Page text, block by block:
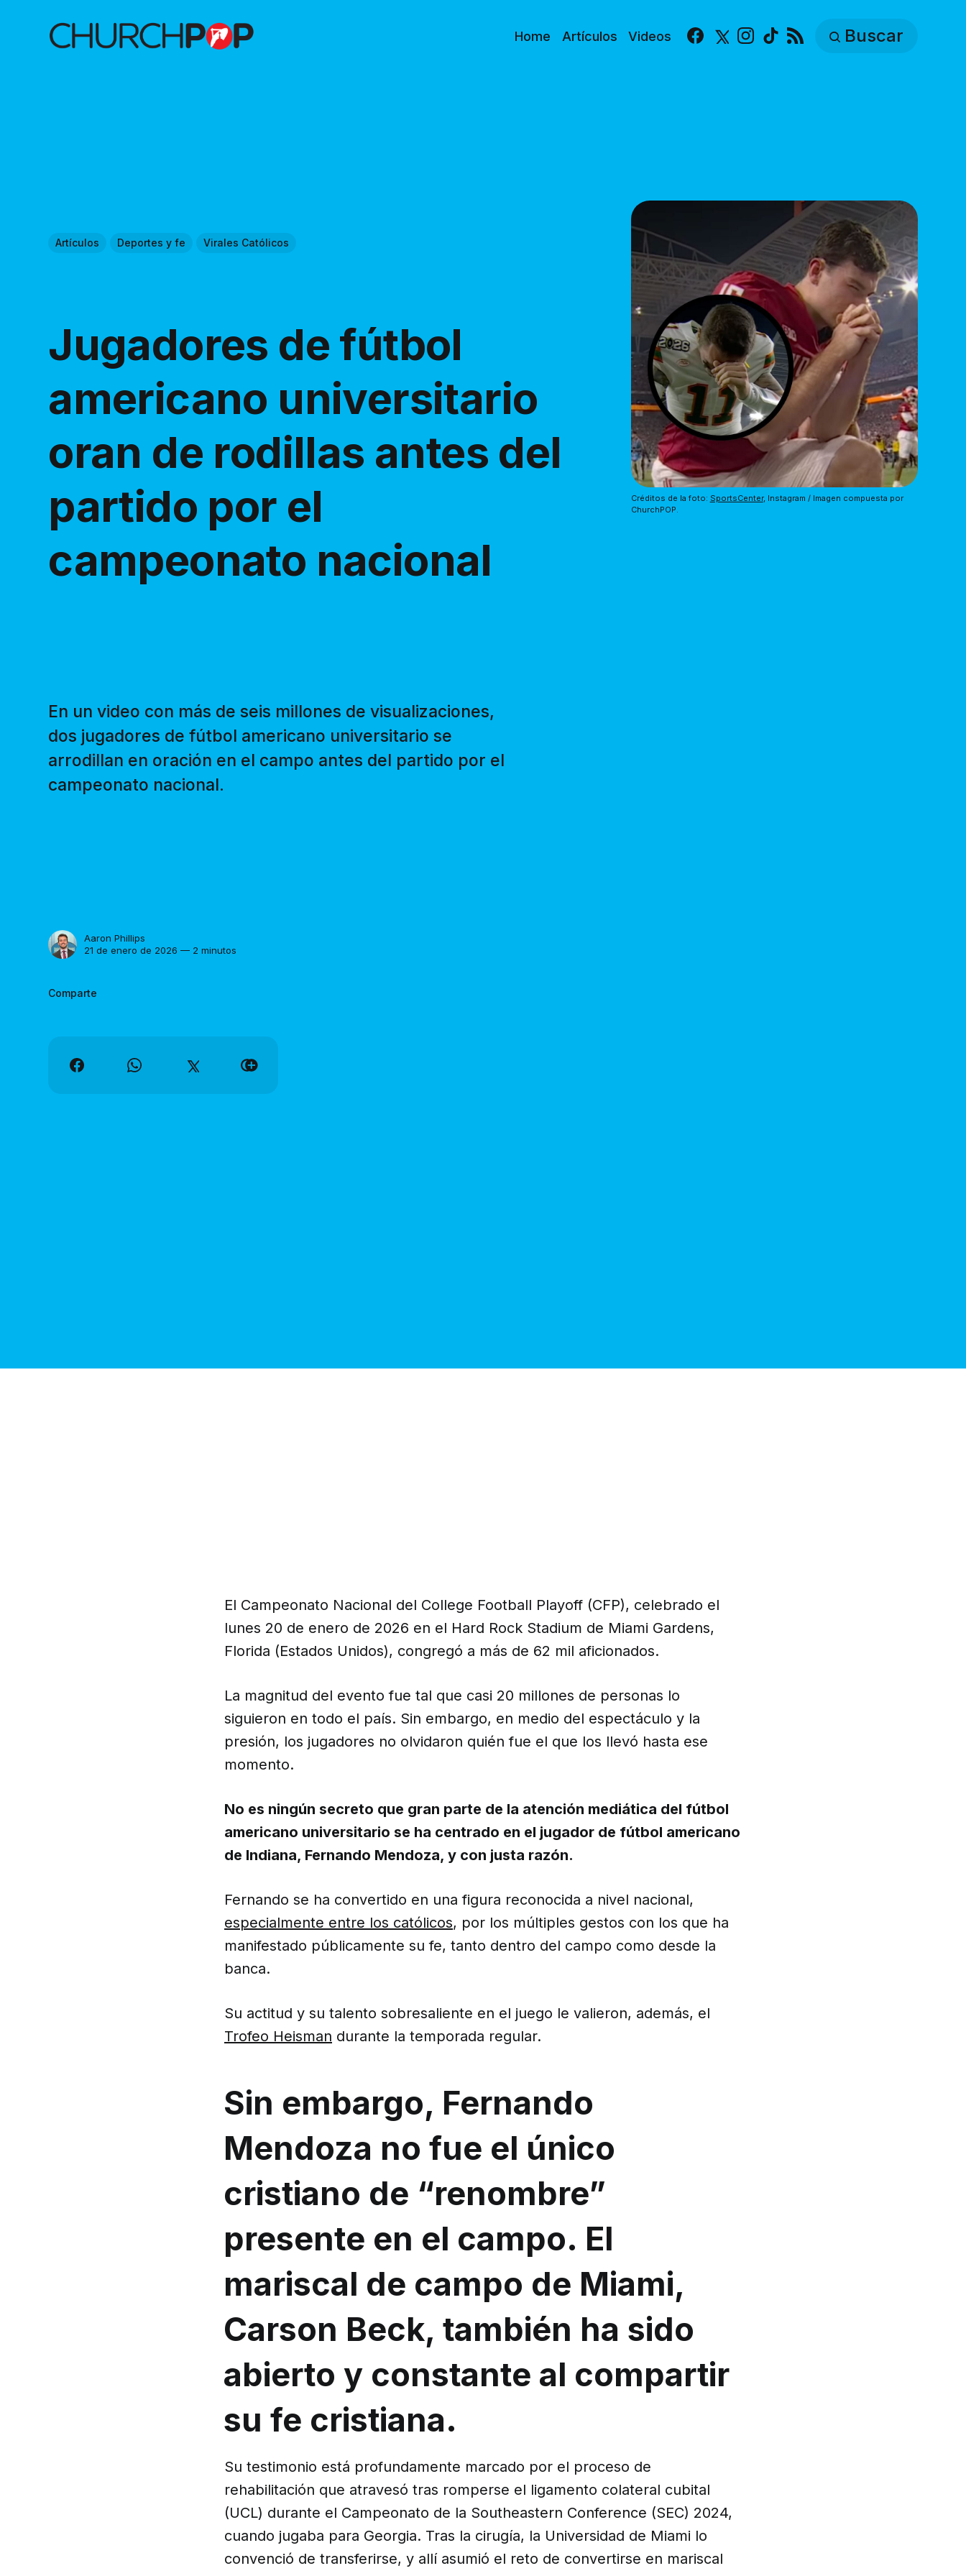
Home Artículos Videos Facebook
X Instagram
TikTok Buscar
Artículos Deportes y fe Virales Católicos
Jugadores de fútbol
americano universitario
oran de rodillas antes del
partido por el
campeonato nacional
En un video con más de seis millones de visualizaciones,
dos jugadores de fútbol americano universitario se
arrodillan en oración en el campo antes del partido por el
campeonato nacional.
Aaron Phillips
21 de enero de 2026 — 2 minutos
Comparte
Créditos de la foto: SportsCenter, Instagram / Imagen compuesta por
ChurchPOP.
El Campeonato Nacional del College Football Playoff (CFP), celebrado el
lunes 20 de enero de 2026 en el Hard Rock Stadium de Miami Gardens,
Florida (Estados Unidos), congregó a más de 62 mil aficionados.
La magnitud del evento fue tal que casi 20 millones de personas lo
siguieron en todo el país. Sin embargo, en medio del espectáculo y la
presión, los jugadores no olvidaron quién fue el que los llevó hasta ese
momento.
No es ningún secreto que gran parte de la atención mediática del fútbol
americano universitario se ha centrado en el jugador de fútbol americano
de Indiana, Fernando Mendoza, y con justa razón.
Fernando se ha convertido en una figura reconocida a nivel nacional,
especialmente entre los católicos, por los múltiples gestos con los que ha
manifestado públicamente su fe, tanto dentro del campo como desde la
banca.
Su actitud y su talento sobresaliente en el juego le valieron, además, el
Trofeo Heisman durante la temporada regular.
Sin embargo, Fernando
Mendoza no fue el único
cristiano de “renombre”
presente en el campo. El
mariscal de campo de Miami,
Carson Beck, también ha sido
abierto y constante al compartir
su fe cristiana.
Su testimonio está profundamente marcado por el proceso de
rehabilitación que atravesó tras romperse el ligamento colateral cubital
(UCL) durante el Campeonato de la Southeastern Conference (SEC) 2024,
cuando jugaba para Georgia. Tras la cirugía, la Universidad de Miami lo
convenció de transferirse, y allí asumió el reto de convertirse en mariscal